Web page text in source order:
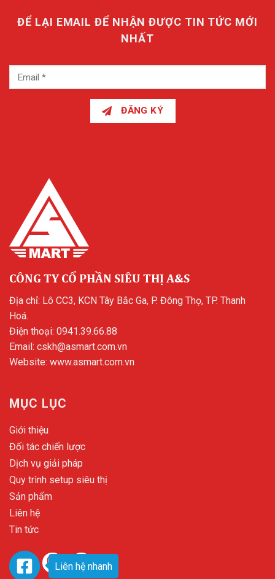
ĐỂ LẠI EMAIL ĐỂ NHẬN ĐƯỢC TIN TỨC MỚI
NHẤT
ĐĂNG KÝ
CÔNG TY CỔ PHẦN SIÊU THỊ A&S
Địa chỉ: Lô CC3, KCN Tây Bắc Ga, P. Đông Thọ, TP. Thanh
Hoá.
Điện thoại: 0941.39.66.88
Email: cskh@asmart.com.vn
Website: www.asmart.com.vn
MỤC LỤC
Giới thiệu
Đối tác chiến lược
Dịch vụ giải pháp
Quy trình setup siêu thị
Sản phẩm
Liên hệ
Tin tức
Liên hệ nhanh